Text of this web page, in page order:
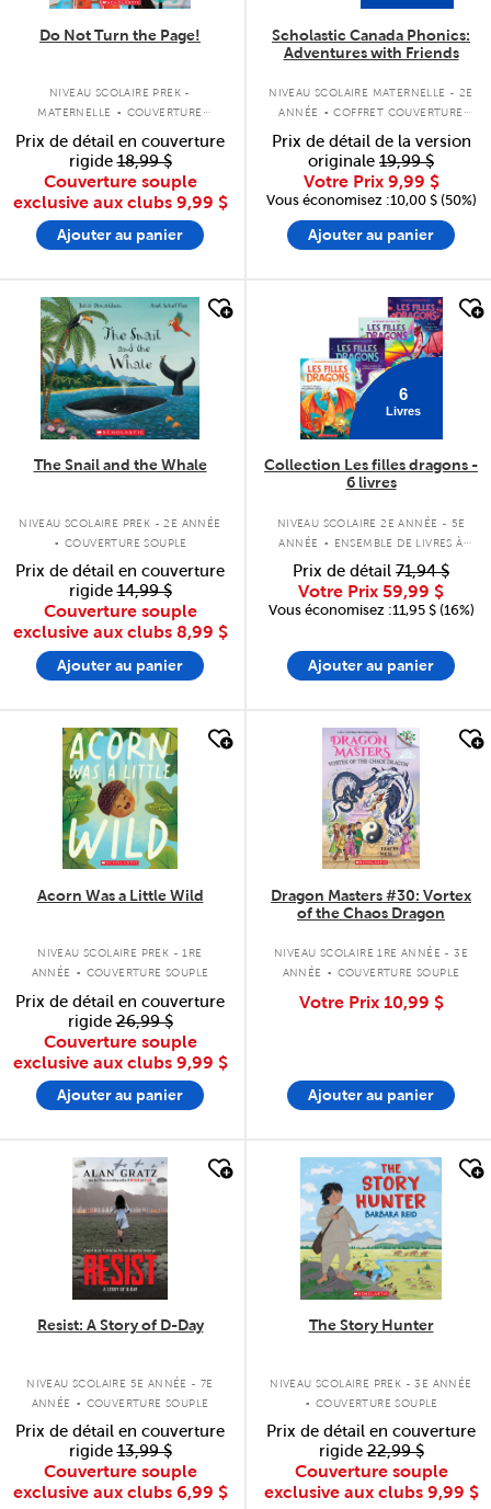
Do Not Turn the Page!
NIVEAU SCOLAIRE PREK -
MATERNELLE . COUVERTURE
Prix de détail en couverture
rigide18,99 $
Couverture souple
exclusive aux clubs 9,99 $
Ajouter au panier
Scholastic Canada Phonics:
Adventures with Friends
NIVEAU SCOLAIRE MATERNELLE - 2E
ANNÉE . COFFRET COUVERTURE
Prix de détail de la version
originale 19,99 $
Votre Prix 9,99 $
Vous économisez :10,00 $ (50%)
Ajouter au panier
quick look
The Snail and the Whale
NIVEAU SCOLAIRE PREK - 2E ANNÉE
. COUVERTURE SOUPLE
Prix de détail en couverture
rigide14,99 $
Couverture souple
exclusive aux clubs 8,99 $
Ajouter au panier
6
Livres
Collection Les filles dragons -
6 livres
NIVEAU SCOLAIRE 2E ANNÉE - 5E
ANNÉE . ENSEMBLE DE LIVRES À
COUVERTURE SOUPLE
Prix de détail 71,94 $
Votre Prix 59,99 $
Vous économisez :11,95 $ (16%)
Ajouter au panier
quick look
Acorn Was a Little Wild
NIVEAU SCOLAIRE PREK - 1RE
ANNÉE . COUVERTURE SOUPLE
Prix de détail en couverture
rigide26,99 $
Couverture souple
exclusive aux clubs 9,99 $
Ajouter au panier
quick look
Dragon Masters #30: Vortex
of the Chaos Dragon
NIVEAU SCOLAIRE 1RE ANNÉE - 3E
ANNÉE . COUVERTURE SOUPLE
Votre Prix 10,99 $
Ajouter au panier
quick look
Resist: A Story of D-Day
NIVEAU SCOLAIRE 5E ANNÉE - 7E
ANNÉE . COUVERTURE SOUPLE
Prix de détail en couverture
rigide13,99 $
Couverture souple
exclusive aux clubs 6,99 $
quick look
The Story Hunter
NIVEAU SCOLAIRE PREK - 3E ANNÉE
. COUVERTURE SOUPLE
Prix de détail en couverture
rigide22,99 $
Couverture souple
exclusive aux clubs 9,99 $